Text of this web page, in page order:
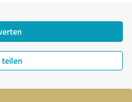
teilen